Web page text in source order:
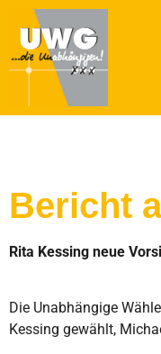
Bericht
Rita Kessing neue
Die Unabhängige
Kessing gewählt,